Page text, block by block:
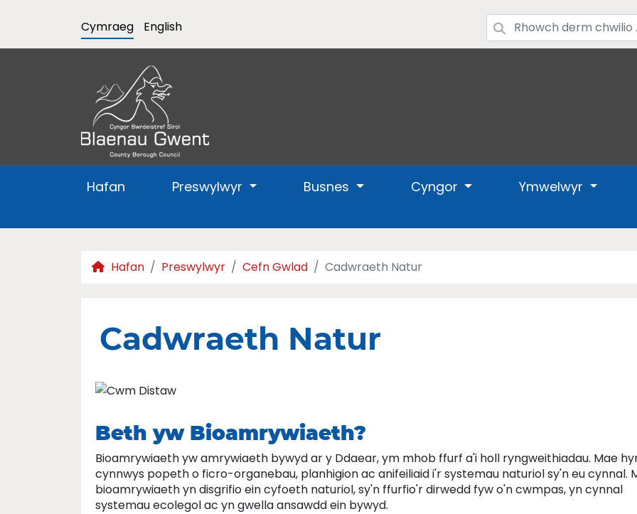
Cymraeg English
Hafan Preswylwyr Busnes Cyngor Ymwelwyr
Hafan Preswylwyr Cefn Gwlad Cadwraeth Natur
Cadwraeth Natur
Beth yw Bioamrywiaeth?
Bioamrywiaeth yw amrywiaeth bywyd ar y Ddaear, ym mhob ffurf a'i holl ryngweithiadau. Mae
cynnwys popeth o ficro-organebau, planhigion ac anifeiliaid i'r systemau naturiol sy'n eu cynnal.
bioamrywiaeth yn disgrifio ein cyfoeth naturiol, sy'n ffurfio'r dirwedd fyw o'n cwmpas, yn cynnal
systemau ecolegol ac yn gwella ansawdd ein bywyd.